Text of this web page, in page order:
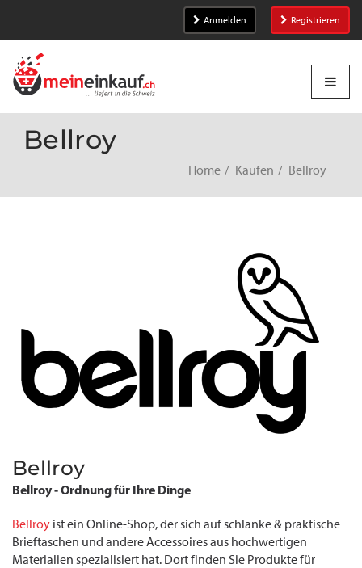
Anmelden Registrieren
Bellroy
Home Kaufen Bellroy
Bellroy
Bellroy - Ordnung für Ihre Dinge
Bellroy ist ein Online-Shop, der sich auf schlanke & praktische
Brieftaschen und andere Accessoires aus hochwertigen
Materialien spezialisiert hat. Dort finden Sie Produkte für